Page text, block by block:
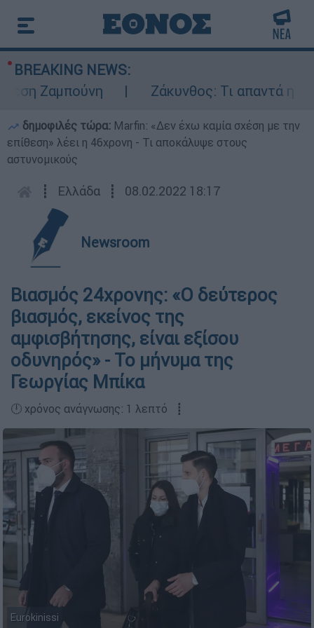
BREAKING NEWS:
Ζαμπούνη
Ζάκυνθος: Τι απαντά η ΕΛΑΣ
δημοφιλές τώρα: Marfin: «Δεν έχω καμία σχέση με την
επίθεση» λέει η 46χρονη - Τι αποκάλυψε στους
αστυνομικούς
┋ Ελλάδα ┋ 08.02.2022 18:17
Newsroom
Βιασμός 24χρονης: «Ο δεύτερος
βιασμός, εκείνος της
αμφισβήτησης, είναι εξίσου
οδυνηρός» - To μήνυμα της
Γεωργίας Μπίκα
🕛 χρόνος ανάγνωσης: 1 λεπτό ┋
Eurokinissi